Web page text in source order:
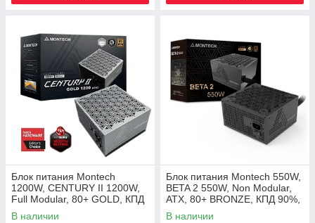
Блок питания Montech
1200W, CENTURY II 1200W,
Full Modular, 80+ GOLD, КПД
90%, Fan 135mm, Серебро
В наличии
Блок питания Montech 550W,
BETA 2 550W, Non Modular,
ATX, 80+ BRONZE, КПД 90%,
Fan 120mm, Черный
В наличии